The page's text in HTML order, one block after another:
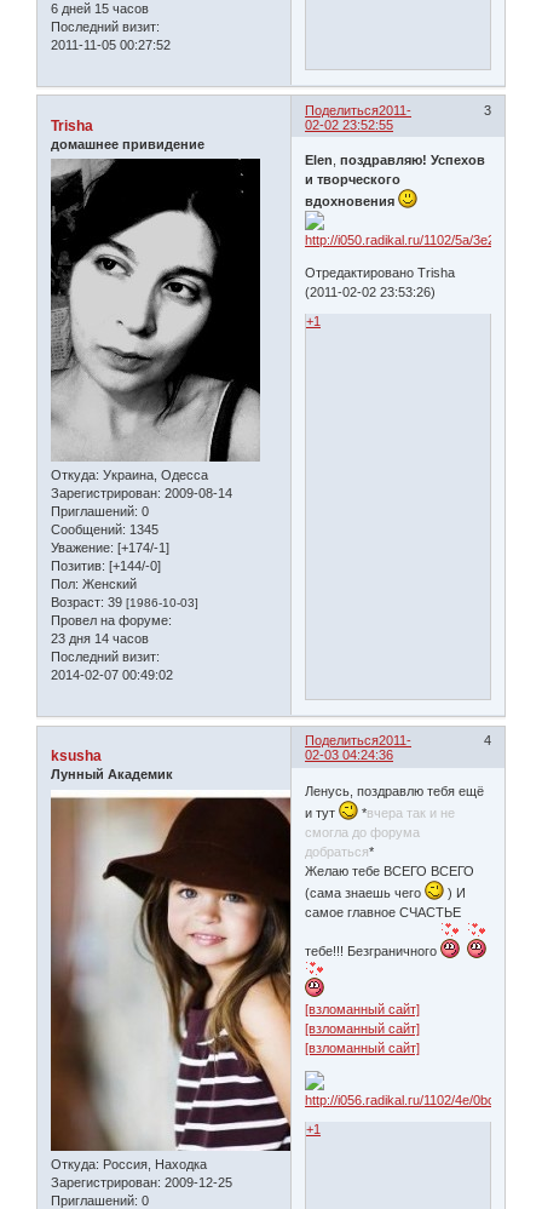
6 дней 15 часов
Последний визит:
2011-11-05 00:27:52
Поделиться 3
2011-
02-02 23:52:55
Trisha
домашнее привидение
Откуда: Украина, Одесса
Зарегистрирован: 2009-08-14
Приглашений: 0
Сообщений: 1345
Уважение: [+174/-1]
Позитив: [+144/-0]
Пол: Женский
Возраст: 39 [1986-10-03]
Провел на форуме:
23 дня 14 часов
Последний визит:
2014-02-07 00:49:02
Elen ,поздравляю! Успехов
и творческого
вдохновения
Отредактировано Trisha
(2011-02-02 23:53:26)
+1
Поделиться 4
2011-
02-03 04:24:36
ksusha
Лунный Академик
Откуда: Россия, Находка
Зарегистрирован: 2009-12-25
Приглашений: 0
Ленусь, поздравлю тебя ещё
и тут
*вчера так и не
смогла до форума
добраться*
Желаю тебе ВСЕГО ВСЕГО
(сама знаешь чего
) И
самое главное СЧАСТЬЕ
тебе!!! Безграничного
[взломанный сайт]
[взломанный сайт]
[взломанный сайт]
+1